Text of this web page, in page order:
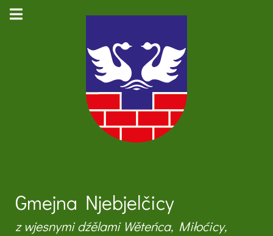
Gmejna Njebjelčicy
z wjesnymi dźělami Wěteńca, Miłoćicy,